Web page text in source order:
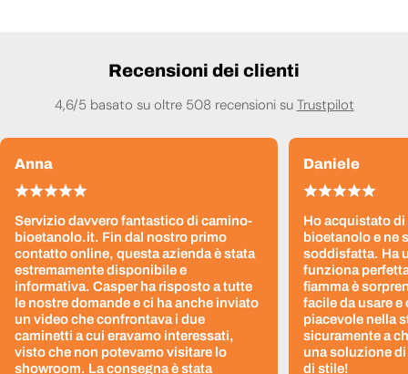
Recensioni dei clienti
4,6/5 basato su oltre 508 recensioni su Trustpilot
Anna
Servizio davvero fantastico di camino-
bioetanolo.it. Fin dal nostro primo
contatto online, questa azienda è stata
estremamente disponibile e
informativa. Casper ha risposto a tutte
le nostre domande e ci ha anche inviato
un video che confrontava i due
caminetti a cui eravamo interessati,
visto che non potevamo visitare lo
showroom. La consegna è stata
Daniele
Ho acquistato di
bioetanolo e ne
soddisfatta. Ha
funziona
fiamma è
facile da usare e
piacevole nella
sicuramente a
una soluzione
di stile!